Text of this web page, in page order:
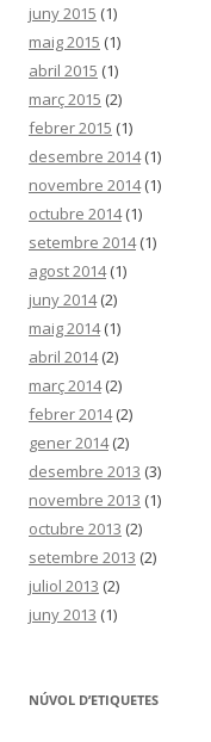
juny 2015 (1)
maig 2015 (1)
abril 2015 (1)
març 2015 (2)
febrer 2015 (1)
desembre 2014(1)
novembre 2014(1)
octubre 2014(1)
setembre 2014(1)
agost 2014(1)
juny 2014(2)
maig 2014(1)
abril 2014(2)
març 2014(2)
febrer 2014(2)
gener 2014(2)
desembre 2013 (3)
novembre 2013 (1)
octubre 2013 (2)
setembre 2013 (2)
juliol 2013 (2)
juny 2013 (1)
NÚVOL D’ETIQUETES